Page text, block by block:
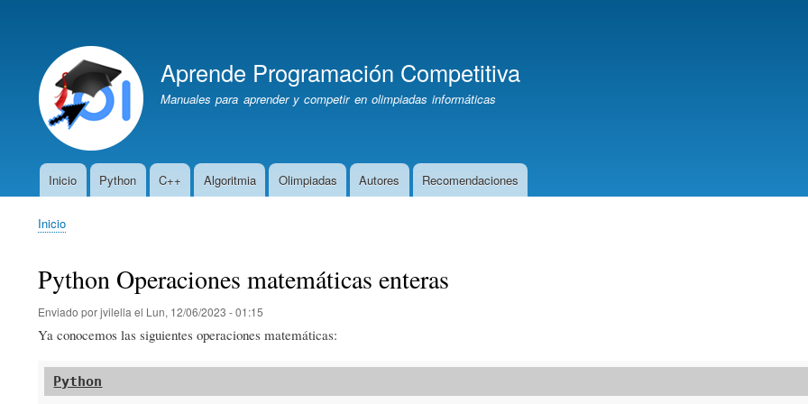
cuenta
de
usuario
Aprende Programación Competitiva
Manuales para aprender y competir en olimpiadas informáticas
Navegación
Inicio Python C++ Algoritmia Olimpiadas Autores Recomendaciones
Sobrescribir
de
ayuda
a
la
Inicio
Python Operaciones matemáticas enteras
Enviado porjvilella el Lun, 12/06/2023 - 01:15
Ya conocemos las siguientes operaciones matemáticas: